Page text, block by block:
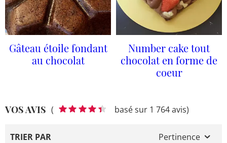
Gâteau étoile fondant
au chocolat
Number cake tout
chocolat en forme de
coeur
VOS AVIS ( basé sur 1 764 avis)
TRIER PAR Pertinence